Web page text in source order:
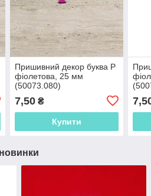
Пришивний декор буква P
фіолетова, 25 мм
(50073.080)
7,50₴
Купити